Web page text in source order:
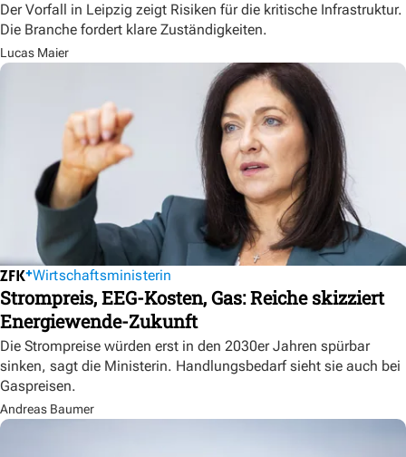
Der Vorfall in Leipzig zeigt Risiken für die kritische Infrastruktur.
Die Branche fordert klare Zuständigkeiten.
Lucas Maier
Wirtschaftsministerin
Strompreis, EEG-Kosten, Gas: Reiche skizziert
Energiewende-Zukunft
Die Strompreise würden erst in den 2030er Jahren spürbar
sinken, sagt die Ministerin. Handlungsbedarf sieht sie auch bei
Gaspreisen.
Andreas Baumer